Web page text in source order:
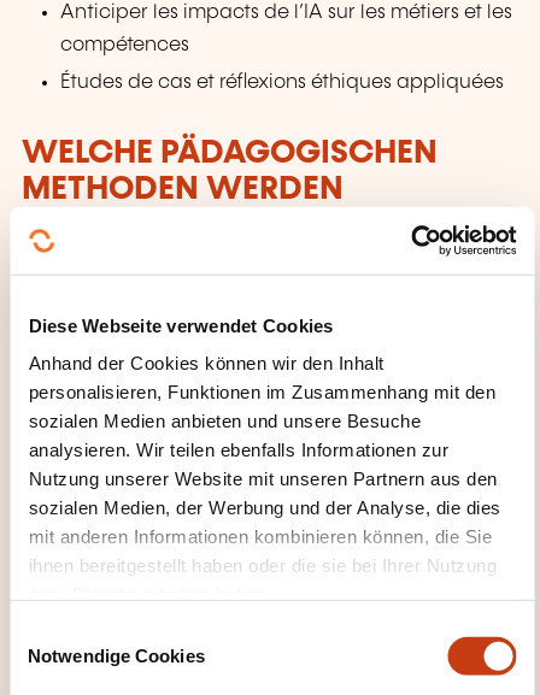
Diese Webseite verwendet Cookies
Anhand der Cookies können wir den Inhalt
personalisieren, Funktionen im Zusammenhang mit den
sozialen Medien anbieten und unsere Besuche
analysieren. Wir teilen ebenfalls Informationen zur
Nutzung unserer Website mit unseren Partnern aus den
sozialen Medien, der Werbung und der Analyse, die dies
mit anderen Informationen kombinieren können, die Sie
ihnen bereitgestellt haben oder die sie bei Ihrer Nutzung
Notwendige Cookies
Anticiper les impacts de l’IA sur les métiers et les
compétences
Études de cas et réflexions éthiques appliquées
WELCHE PÄDAGOGISCHEN
METHODEN WERDEN
ANGEWANDT?
Apports théoriques et interactifs
Ateliers de réflexion éthique et prospective
Analyses de cas concrets
Partages d’expériences et échanges entre pairs
Outils pratiques de diagnostic et de vigilance
managériale
WAS ERHALTEN SIE AM ENDE
DER WEITERBILDUNG?
participation